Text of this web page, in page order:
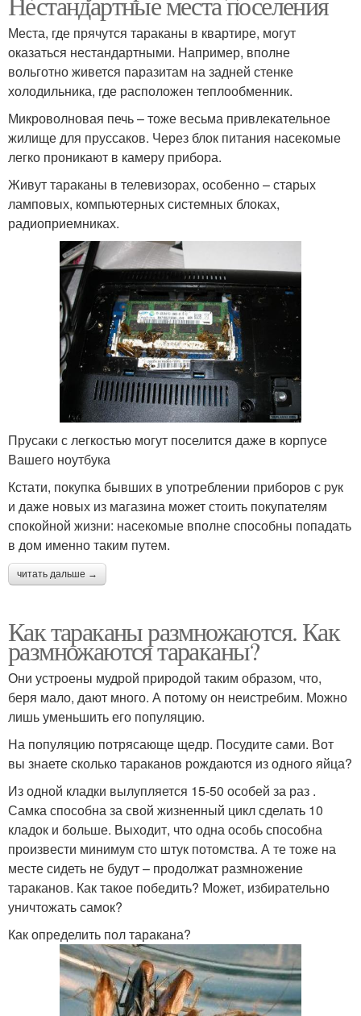
Места, где прячутся тараканы в квартире, могут
оказаться нестандартными. Например, вполне
вольготно живется паразитам на задней стенке
холодильника, где расположен теплообменник.
Микроволновая печь – тоже весьма привлекательное
жилище для пруссаков. Через блок питания насекомые
легко проникают в камеру прибора.
Живут тараканы в телевизорах, особенно – старых
ламповых, компьютерных системных блоках,
радиоприемниках.
Прусаки с легкостью могут поселится даже в корпусе
Вашего ноутбука
Кстати, покупка бывших в употреблении приборов с рук
и даже новых из магазина может стоить покупателям
спокойной жизни: насекомые вполне способны попадать
в дом именно таким путем.
читать дальше →
Как тараканы размножаются. Как
размножаются тараканы?
Они устроены мудрой природой таким образом, что,
беря мало, дают много. А потому он неистребим. Можно
лишь уменьшить его популяцию.
На популяцию потрясающе щедр. Посудите сами. Вот
вы знаете сколько тараканов рождаются из одного яйца?
Из одной кладки вылупляется 15-50 особей за раз .
Самка способна за свой жизненный цикл сделать 10
кладок и больше. Выходит, что одна особь способна
произвести минимум сто штук потомства. А те тоже на
месте сидеть не будут – продолжат размножение
тараканов. Как такое победить? Может, избирательно
уничтожать самок?
Как определить пол таракана?